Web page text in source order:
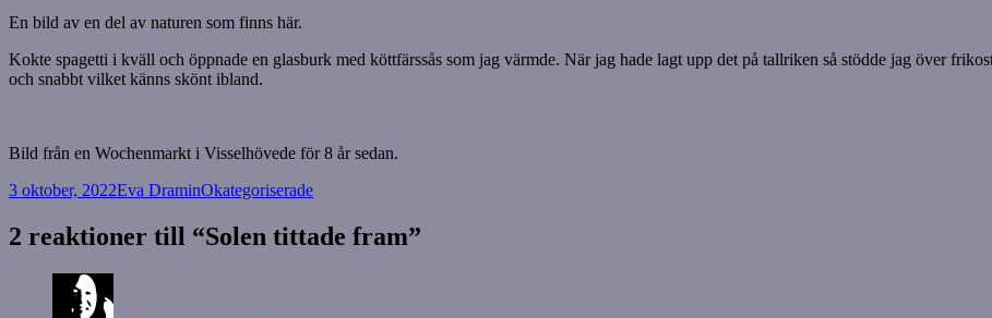
En bild av en del av naturen som finns här.
Kokte spagetti i kväll och öppnade en glasburk med köttfärssås som jag värmde. När jag hade lagt upp det på tallriken så stödde jag över
och snabbt vilket känns skönt ibland.
Bild från en Wochenmarkt i Visselhövede för 8 år sedan.
Postat
3 oktober, 2022Författare
Eva DraminKategorier
Okategoriserade
2 reaktioner till “Solen tittade fram”